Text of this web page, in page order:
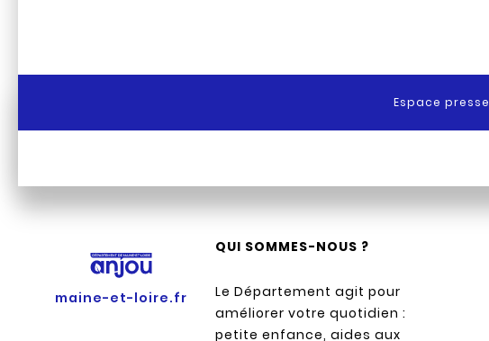
Espace presse
maine-et-loire.fr
QUI SOMMES-NOUS ?
Le Département agit pour
améliorer votre quotidien :
petite enfance, aides aux